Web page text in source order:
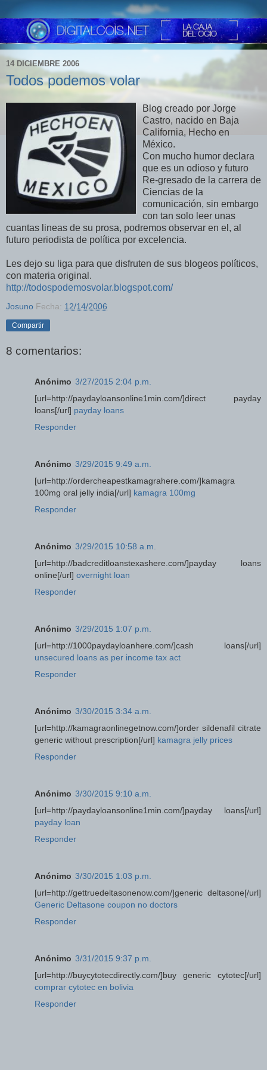
14 DICIEMBRE 2006
Todos podemos volar
Blog creado por Jorge
Castro, nacido en Baja
California, Hecho en
México.
Con mucho humor declara
que es un odioso y futuro
Re-gresado de la carrera de
Ciencias de la
comunicación, sin embargo
con tan solo leer unas
cuantas lineas de su prosa, podremos observar en el, al
futuro periodista de política por excelencia.
Les dejo su liga para que disfruten de sus blogeos políticos,
con materia original.
http://todospodemosvolar.blogspot.com/
Josuno Fecha: 12/14/2006
Compartir
8 comentarios:
Anónimo 3/27/2015 2:04 p.m.
[url=http://paydayloansonline1min.com/]direct payday
loans[/url] payday loans
Responder
Anónimo 3/29/2015 9:49 a.m.
[url=http://ordercheapestkamagrahere.com/]kamagra
100mg oral jelly india[/url] kamagra 100mg
Responder
Anónimo 3/29/2015 10:58 a.m.
[url=http://badcreditloanstexashere.com/]payday loans
online[/url] overnight loan
Responder
Anónimo 3/29/2015 1:07 p.m.
[url=http://1000paydayloanhere.com/]cash loans[/url]
unsecured loans as per income tax act
Responder
Anónimo 3/30/2015 3:34 a.m.
[url=http://kamagraonlinegetnow.com/]order sildenafil citrate
generic without prescription[/url] kamagra jelly prices
Responder
Anónimo 3/30/2015 9:10 a.m.
[url=http://paydayloansonline1min.com/]payday loans[/url]
payday loan
Responder
Anónimo 3/30/2015 1:03 p.m.
[url=http://gettruedeltasonenow.com/]generic deltasone[/url]
Generic Deltasone coupon no doctors
Responder
Anónimo 3/31/2015 9:37 p.m.
[url=http://buycytotecdirectly.com/]buy generic cytotec[/url]
comprar cytotec en bolivia
Responder